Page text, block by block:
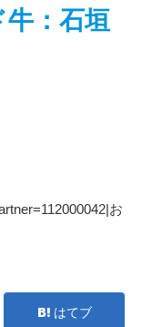
牛：石垣
お
はてブ